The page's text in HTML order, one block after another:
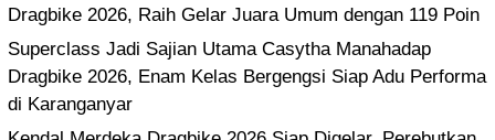
Dragbike 2026, Raih Gelar Juara Umum dengan 119 Poin
Superclass Jadi Sajian Utama Casytha Manahadap
Dragbike 2026, Enam Kelas Bergengsi Siap Adu Performa
di Karanganyar